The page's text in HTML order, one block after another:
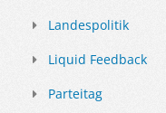
Landespolitik
Liquid Feedback
Parteitag